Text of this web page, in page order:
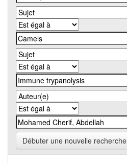
Débuter une nouvelle recherche